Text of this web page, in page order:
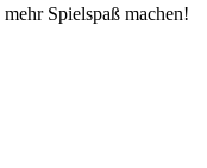
Spielspaß machen!